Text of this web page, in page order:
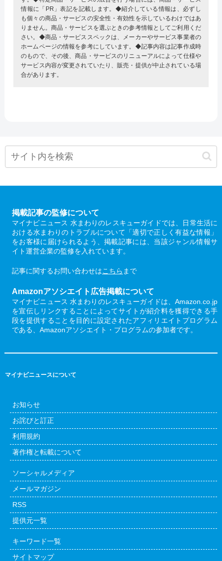
情報に「PR」表記を記載します。◆紹介している情報は、必ずし
も個々の商品・サービスの安全性・有効性を示しているわけではあ
りません。商品・サービスを選ぶときの参考情報としてご利用くだ
さい。◆商品・サービススペックは、メーカーやサービス事業者の
ホームページの情報を参考にしています。◆記事内容は記事作成時
のもので、その後、商品・サービスのリニューアルによって仕様や
サービス内容が変更されていたり、販売・提供が中止されている場
合があります。
掲載記事の監修について
マイナビニュース 水まわりのレスキューガイドでは、日常生活に
おける水まわりのトラブルについて「適切で正しく有益な情報」
をお客様に届けられるよう、掲載記事には、当該ジャンル情報サ
イト運営企業の監修を入れています。
記事に関するお問い合わせはこちら まで
Amazonアソシエイト広告掲載について
マイナビニュース 水まわりのレスキューガイドは、Amazon.co.jp
を宣伝しリンクすることによってサイトが紹介料を獲得できる手
段を提供することを目的に設定されたアフィリエイトプログラム
である、Amazonアソシエイト・プログラムの参加者です。
マイナビニュースについて
お知らせ
お詫びと訂正
利用規約
著作権と転載について
ソーシャルメディア
メールマガジン
RSS
提供元一覧
キーワード一覧
サイトマップ